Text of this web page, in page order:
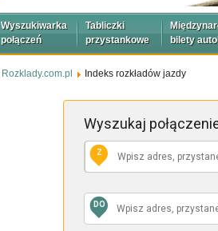
Wyszukiwarka
połączeń
Tabliczki
przystankowe
bilety
Rozklady.com.pl Indeks rozkładów jazdy
Wyszukaj
Z
DO